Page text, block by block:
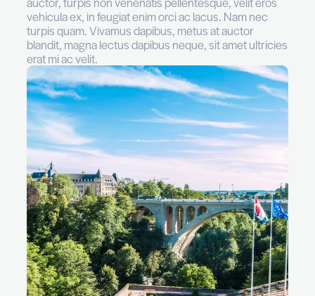
Pellentesque at placerat elit. Duis lacinia
quis pretium. Sed mollis et metus a pharetra.
ac elementum odio. Fusce quis convallis
Praesent augue velit, ornare sit amet orci et,
fermentum purus. Donec et tincidunt dolor.
porta nunc laoreet odio mollis aliquam. Fusce
at metus eget semper. Cras rutrum risus et
congue. Nulla tincidunt magna et fringilla
auctor, turpis non venenatis pellentesque,
vehicula ex, in feugiat enim orci ac lacus. Nam
turpis quam. Vivamus dapibus, metus at
blandit, magna lectus dapibus neque, sit amet
erat mi ac velit.